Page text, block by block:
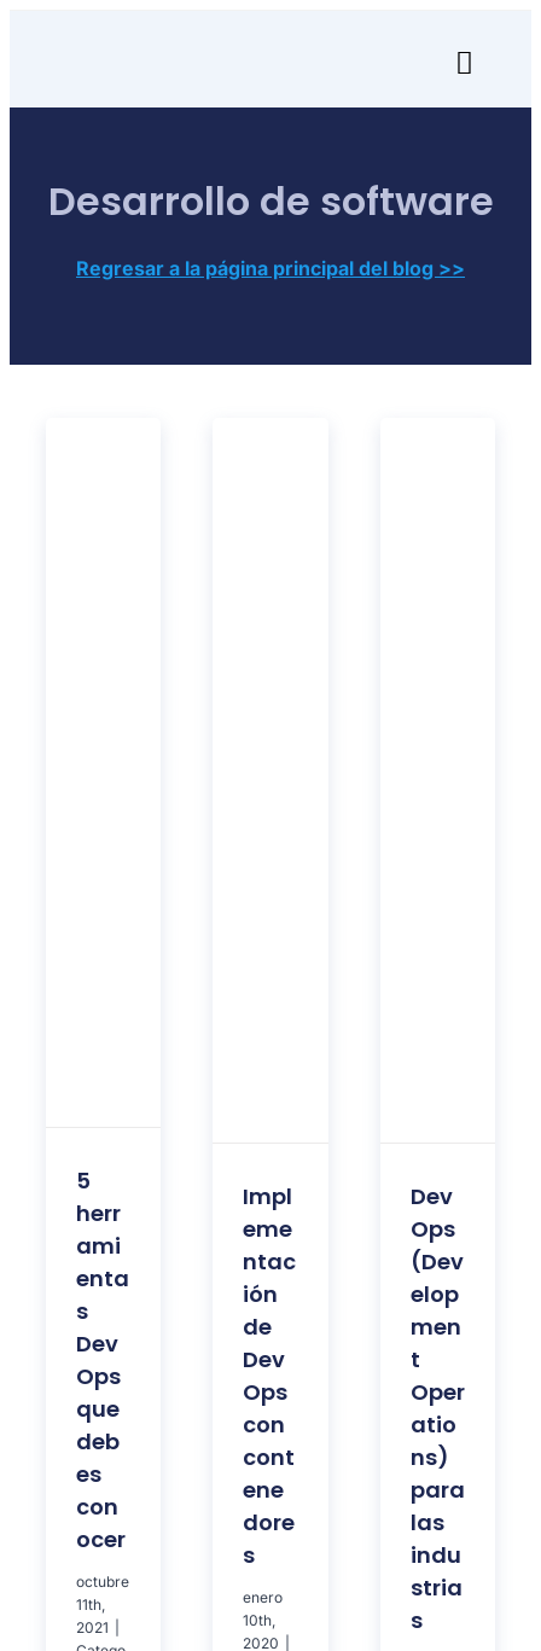
Transfórmate
Renuévate
Desarrollo de software
Regresar a la página principal del blog >>
5
herr
ami
enta
s
Dev
Ops
que
deb
es
con
ocer
octubre
11th,
2021
Impl
eme
ntac
ión
de
Dev
Ops
con
cont
ene
dore
s
enero
10th,
2020
Dev
Ops
(Dev
elop
men
t
Oper
atio
ns)
para
las
indu
stria
s